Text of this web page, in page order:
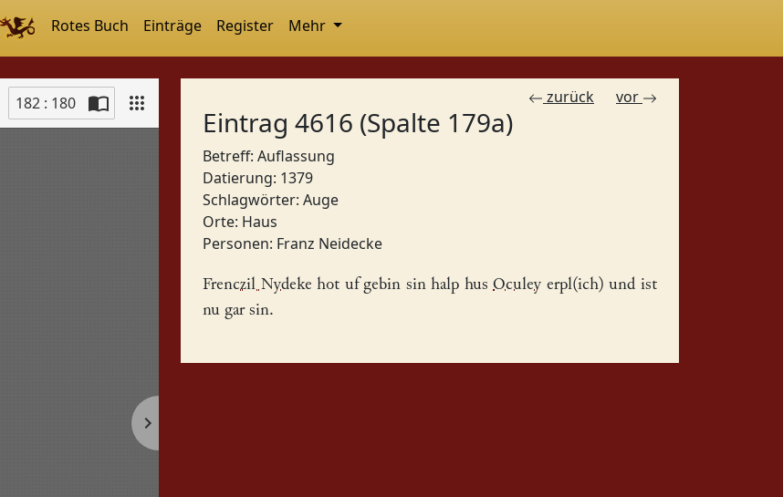
Rotes Buch Einträge Register Mehr
182 : 180 zurück vor
Eintrag 4616 (Spalte 179a)
Betreff: Auflassung
Datierung: 1379
Schlagwörter: Auge
Orte: Haus
Personen: Franz Neidecke
Frenczil Nydeke hot uf gebin sin halp hus Oculey erpl(ich) und ist
nu gar sin.